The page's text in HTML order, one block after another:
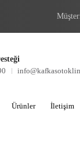
Ürünler İletişim